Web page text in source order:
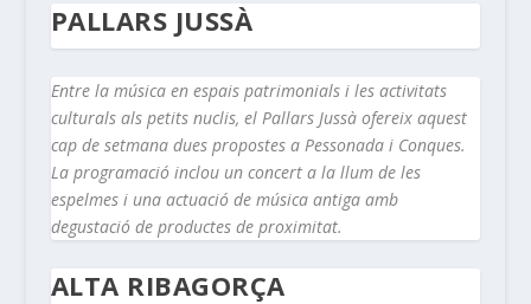
PALLARS JUSSÀ
Entre la música en espais patrimonials i les activitats
culturals als petits nuclis, el Pallars Jussà ofereix aquest
cap de setmana dues propostes a Pessonada i Conques.
La programació inclou un concert a la llum de les
espelmes i una actuació de música antiga amb
degustació de productes de proximitat.
ALTA RIBAGORÇA